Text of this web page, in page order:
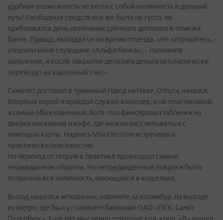
удобная возможность не везти с собой наличность в дальний
путь? Свободных средств все же было не густо, но
приближался день окончания срочного депозита в этом же
банке. Правда, выпадал он на время отъезда. «Не огорчайтесь, -
утешили меня служащие «Альфа-банка». – Напишите
заявление, и после закрытия депозита деньги автоматически
переведут на карточный счет».
Самолет доставил в туманный город на Неве. Отпуск начался.
Впервые верой и правдой служил кошелек, и не пластиковый,
а самый обыкновенный. Хотя глаз фиксировал таблички на
дверях магазинов и кафе, где можно рассчитываться с
помощью карты. Надпись Visa Electron встречалась
практически повсеместно.
Но переход от теории к практике произошел самым
неожиданным образом. На непредвиденные покупки была
потрачена вся наличность, имеющаяся в кошельке.
Выход нашелся мгновенно, извините за каламбур, на выходе
из метро, где был установлен банкомат ОАО «ПСБ Санкт-